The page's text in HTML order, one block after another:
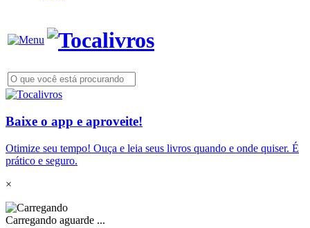
Baixe o app e aproveite!
Otimize seu tempo! Ouça e leia seus livros quando e onde quiser. É
prático e seguro.
×
Carregando aguarde ...